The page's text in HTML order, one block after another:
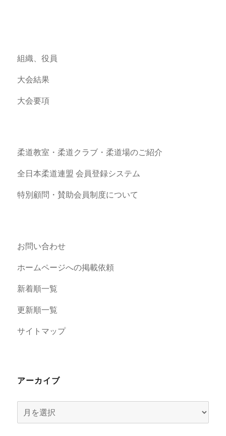
組織、役員
大会結果
大会要項
柔道教室・柔道クラブ・柔道場のご紹介
全日本柔道連盟 会員登録システム
特別顧問・賛助会員制度について
お問い合わせ
ホームページへの掲載依頼
新着順一覧
更新順一覧
サイトマップ
アーカイブ
ー